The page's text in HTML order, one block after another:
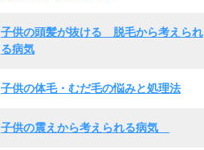
子供の頭髪が抜ける 脱毛から考えられ
る病気
子供の体毛・むだ毛の悩みと処理法
子供の震えから考えられる病気